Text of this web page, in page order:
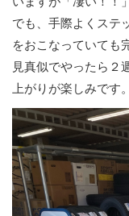
でも、手際よくステ
をおこなっていても
見真似でやったら２
上がりが楽しみです。